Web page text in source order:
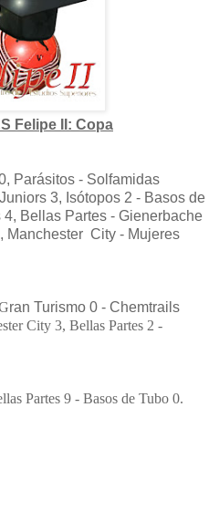
Felipe II: Copa
Parásitos - Solfamidas
3, Isótopos 2 - Basos de
Bellas Partes - Gienerbache
Manchester City - Mujeres
ran Turismo 0 - Chemtrails
City 3, Bellas Partes 2 -
Partes 9 - Basos de Tubo 0.